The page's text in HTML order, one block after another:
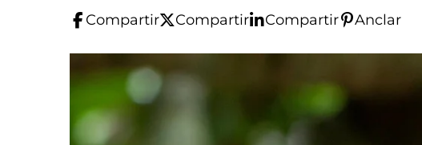
Compartir Compartir Compartir Anclar